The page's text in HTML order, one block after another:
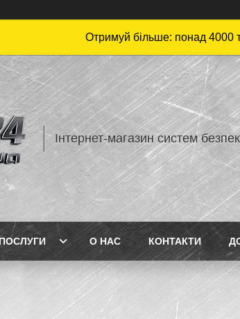
Отримуй більше: понад 4000
Інтернет-магазин систем
О НАС КОНТАКТИ